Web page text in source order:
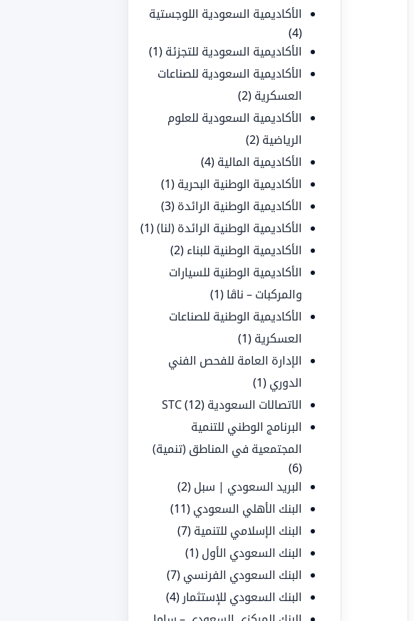
الأكاديمية السعودية اللوجستية
(4)
الأكاديمية السعودية للتجزئة (1)
الأكاديمية السعودية للصناعات
العسكرية (2)
الأكاديمية السعودية للعلوم
الرياضية (2)
الأكاديمية المالية (4)
الأكاديمية الوطنية البحرية (1)
الأكاديمية الوطنية الرائدة (3)
الأكاديمية الوطنية الرائدة (لنا)(1)
الأكاديمية الوطنية للبناء (2)
الأكاديمية الوطنية للسيارات
والمركبات – ناڤا (1)
الأكاديمية الوطنية للصناعات
العسكرية (1)
الإدارة العامة للفحص الفني
الدوري (1)
الاتصالات السعودية STC (12)
البرنامج الوطني للتنمية
المجتمعية في المناطق (تنمية)
(6)
البريد السعودي | سبل (2)
البنك الأهلي السعودي (11)
البنك الإسلامي للتنمية (7)
البنك السعودي الأول (1)
البنك السعودي الفرنسي (7)
البنك السعودي للإستثمار (4)